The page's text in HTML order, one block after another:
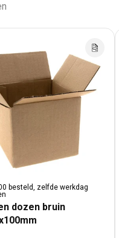
besteld, zelfde werkdag
dozen bruin